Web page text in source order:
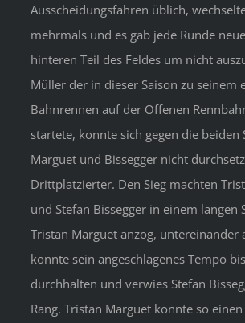
Ausscheidungsfahren üblich,
mehrmals und es gab jede Runde
hinteren Teil des Feldes um nicht
Müller der in dieser Saison zu seinem
Bahnrennen auf der Offenen
startete, konnte sich gegen die beiden
Marguet und Bissegger nicht
Drittplatzierter. Den Sieg machten
und Stefan Bissegger in einem langen
Tristan Marguet anzog, untereinander
konnte sein angeschlagenes Tempo
durchhalten und verwies Stefan
Rang. Tristan Marguet konnte so